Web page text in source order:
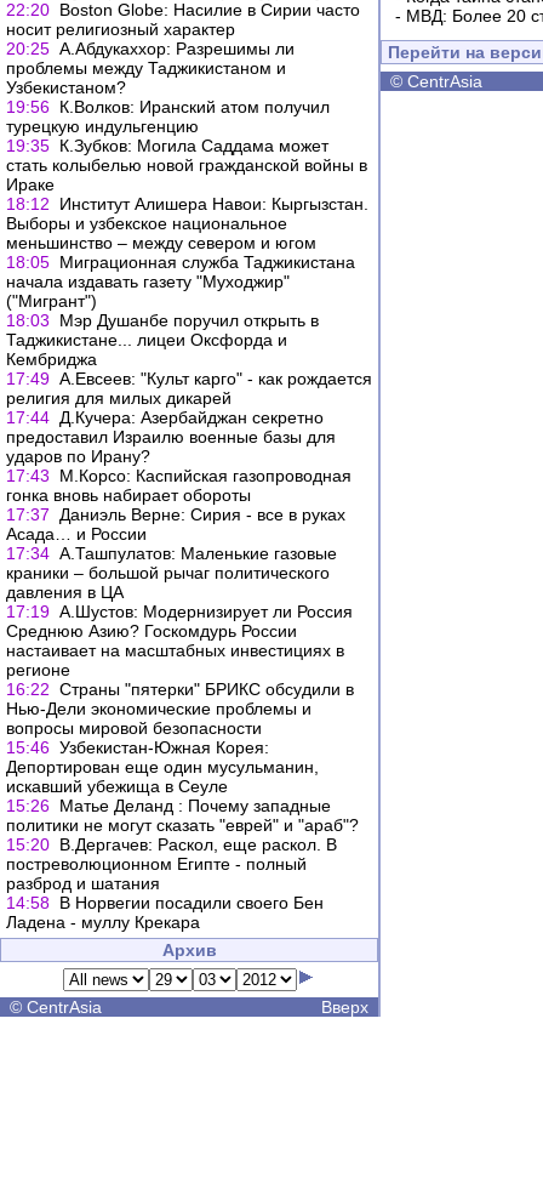
22:20 Boston Globe: Насилие в Сирии часто
носит религиозный характер
20:25 А.Абдукаххор: Разрешимы ли
проблемы между Таджикистаном и
Узбекистаном?
19:56 К.Волков: Иранский атом получил
турецкую индульгенцию
19:35 К.Зубков: Могила Саддама может
стать колыбелью новой гражданской войны в
Ираке
18:12
Институт Алишера Навои: Кыргызстан.
Выборы и узбекское национальное
меньшинство – между севером и югом
18:05 Миграционная служба Таджикистана
начала издавать газету "Муходжир"
("Мигрант")
18:03
Мэр Душанбе поручил открыть в
Таджикистане... лицеи Оксфорда и
Кембриджа
17:49 А.Евсеев: "Культ карго" - как рождается
религия для милых дикарей
17:44 Д.Кучера: Азербайджан секретно
предоставил Израилю военные базы для
ударов по Ирану?
17:43
М.Корсо: Каспийская газопроводная
гонка вновь набирает обороты
17:37
Даниэль Верне: Сирия - все в руках
Асада… и России
17:34 А.Ташпулатов: Маленькие газовые
краники – большой рычаг политического
давления в ЦА
17:19 А.Шустов: Модернизирует ли Россия
Среднюю Азию? Госкомдурь России
настаивает на масштабных инвестициях в
регионе
16:22 Страны "пятерки" БРИКС обсудили в
Нью-Дели экономические проблемы и
вопросы мировой безопасности
15:46 Узбекистан-Южная Корея:
Депортирован еще один мусульманин,
искавший убежища в Сеуле
15:26 Матье Деланд : Почему западные
политики не могут сказать "еврей" и "араб"?
15:20 В.Дергачев: Раскол, еще раскол. В
постреволюционном Египте - полный
разброд и шатания
14:58 В Норвегии посадили своего Бен
Ладена - муллу Крекара
Архив
© CentrAsia Вверх
- МВД: Более 20
Перейти на
© CentrAsia